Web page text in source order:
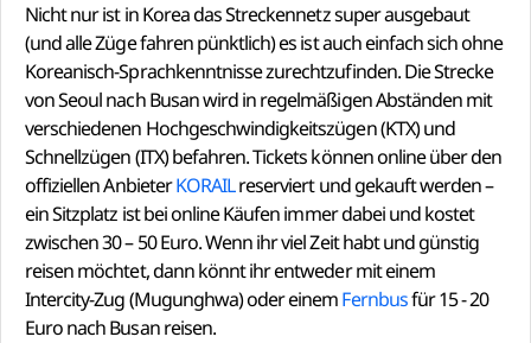
Nicht nur ist in Korea das Streckennetz super ausgebaut
(und alle Züge fahren pünktlich) es ist auch einfach sich ohne
Koreanisch-Sprachkenntnisse zurechtzufinden. Die Strecke
von Seoul nach Busan wird in regelmäßigen Abständen mit
verschiedenen Hochgeschwindigkeitszügen (KTX) und
Schnellzügen (ITX) befahren. Tickets können online über den
offiziellen AnbieterKORAILreserviert und gekauft werden –
ein Sitzplatz ist bei online Käufen immer dabei und kostet
zwischen 30 – 50 Euro. Wenn ihr viel Zeit habt und günstig
reisen möchtet, dann könnt ihr entweder mit einem
Intercity-Zug (Mugunghwa) oder einemFernbusfür 15 - 20
Euro nach Busan reisen.